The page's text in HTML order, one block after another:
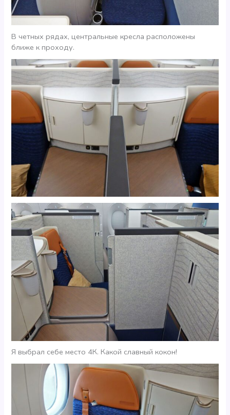
В четных рядах, центральные кресла расположены
ближе к проходу.
Я выбрал себе место 4К. Какой славный кокон!